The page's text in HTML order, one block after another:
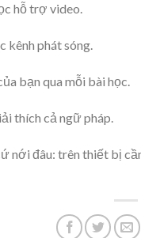
hỗ trợ video.
kênh phát sóng.
bạn qua mỗi bài học.
thích cả ngữ pháp.
nới đâu: trên thiết bị